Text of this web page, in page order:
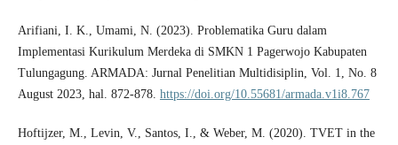
Arifiani, I. K., Umami, N. (2023). Problematika Guru dalam
Implementasi Kurikulum Merdeka di SMKN 1 Pagerwojo Kabupaten
Tulungagung. ARMADA: Jurnal Penelitian Multidisiplin, Vol. 1, No. 8
August 2023, hal. 872-878. https://doi.org/10.55681/armada.v1i8.767
Hoftijzer, M., Levin, V., Santos, I., & Weber, M. (2020). TVET in the